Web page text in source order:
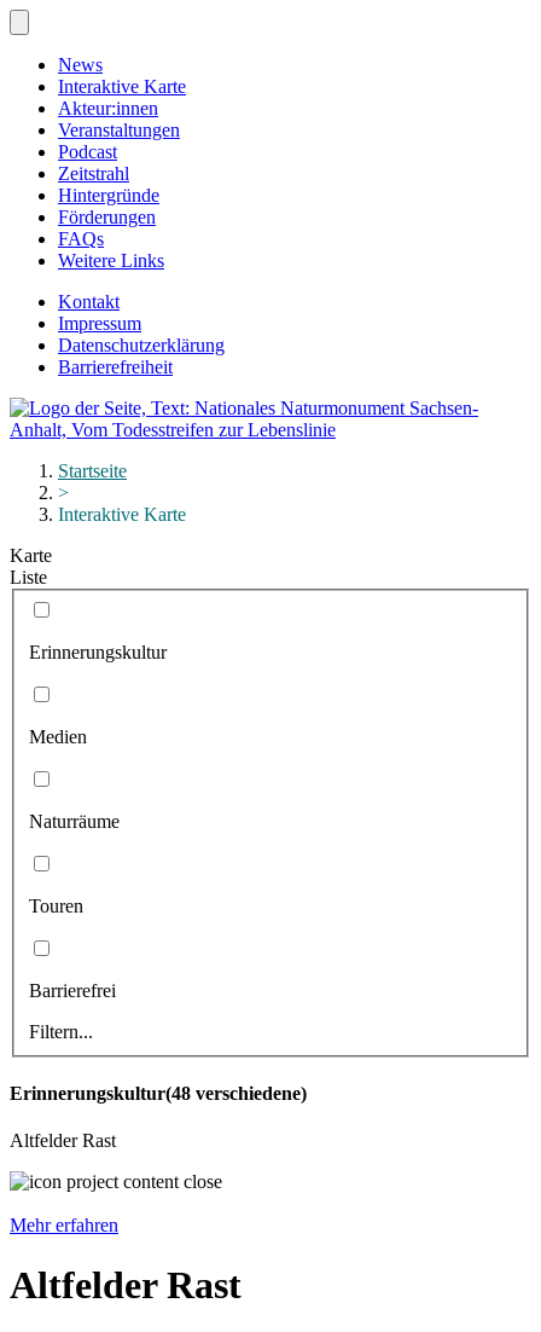
Zum
Hauptinhalt
springenNews
Interaktive Karte
Akteur:innen
Veranstaltungen
Podcast
Zeitstrahl
Hintergründe
Förderungen
FAQs
Weitere Links
Kontakt
Impressum
Datenschutzerklärung
Barrierefreiheit
Menü
schließen
Startseite
>
Interaktive Karte
Karte
Liste
Erinnerungskultur
Medien
Naturräume
Touren
Barrierefrei
Filtern...
Erinnerungskultur(48 verschiedene)
Altfelder Rast
Mehr erfahren
Altfelder Rast